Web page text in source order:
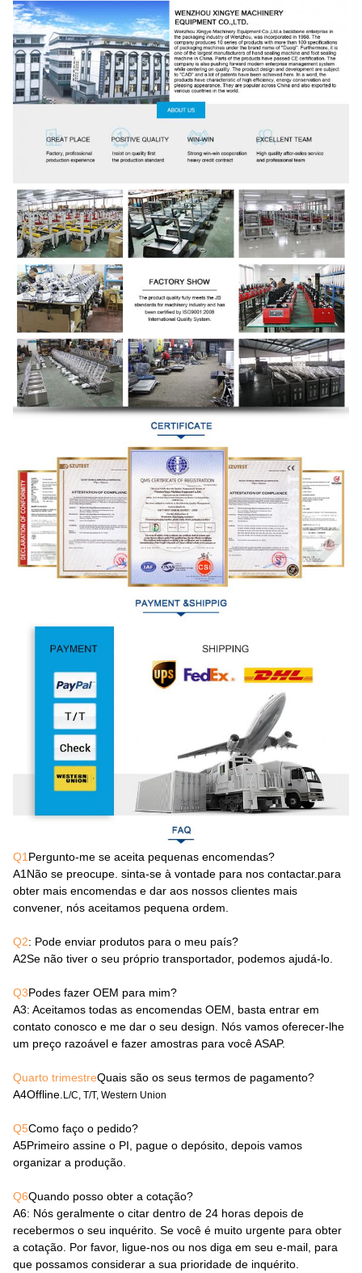
Q1 Pergunto-me se aceita pequenas encomendas?
A1 Não se preocupe. sinta-se à vontade para nos contactar.para
obter mais encomendas e dar aos nossos clientes mais
convener, nós aceitamos pequena ordem.
Q2: Pode enviar produtos para o meu país?
A2Se não tiver o seu próprio transportador, podemos ajudá-lo.
Q3Podes fazer OEM para mim?
A3: Aceitamos todas as encomendas OEM, basta entrar em
contato conosco e me dar o seu design. Nós vamos oferecer-lhe
um preço razoável e fazer amostras para você ASAP.
Quarto trimestreQuais são os seus termos de pagamento?
A4Offline. L/C, T/T, Western Union
Q5Como faço o pedido?
A5Primeiro assine o PI, pague o depósito, depois vamos
organizar a produção.
Q6Quando posso obter a cotação?
A6: Nós geralmente o citar dentro de 24 horas depois de
recebermos o seu inquérito. Se você é muito urgente para obter
a cotação. Por favor, ligue-nos ou nos diga em seu e-mail, para
que possamos considerar a sua prioridade de inquérito.